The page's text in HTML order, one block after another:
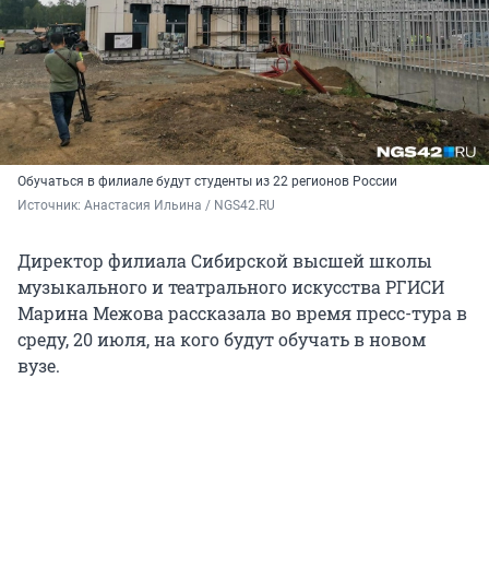
Обучаться в филиале будут студенты из 22 регионов России
Источник: Анастасия Ильина / NGS42.RU
Директор филиала Сибирской высшей школы
музыкального и театрального искусства РГИСИ
Марина Межова рассказала во время пресс-тура в
среду, 20 июля, на кого будут обучать в новом
вузе.